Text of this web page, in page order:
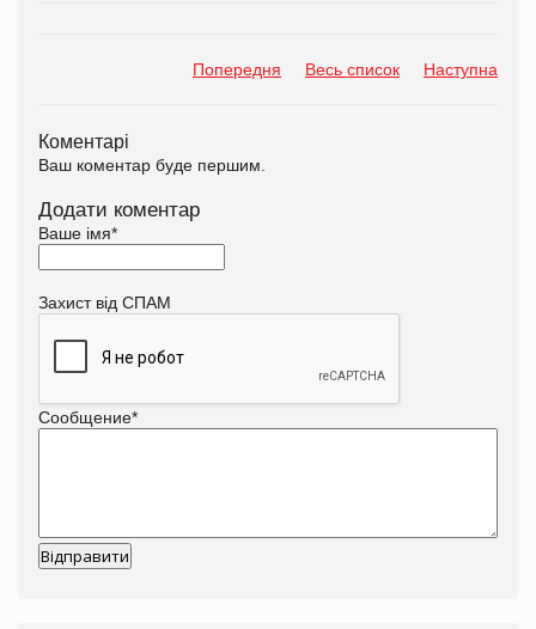
Попередня Весь список Наступна
Коментарі
Ваш коментар буде першим.
Додати коментар
Ваше імя*
Захист від СПАМ
Сообщение*